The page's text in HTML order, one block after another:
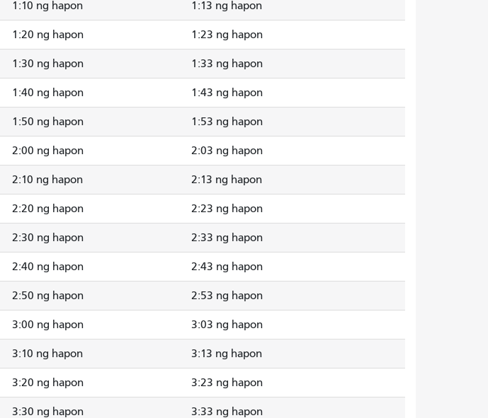
1:10 ng hapon 1:13 ng hapon
1:20 ng hapon 1:23 ng hapon
1:30 ng hapon 1:33 ng hapon
1:40 ng hapon 1:43 ng hapon
1:50 ng hapon 1:53 ng hapon
2:00 ng hapon 2:03 ng hapon
2:10 ng hapon 2:13 ng hapon
2:20 ng hapon 2:23 ng hapon
2:30 ng hapon 2:33 ng hapon
2:40 ng hapon 2:43 ng hapon
2:50 ng hapon 2:53 ng hapon
3:00 ng hapon 3:03 ng hapon
3:10 ng hapon 3:13 ng hapon
3:20 ng hapon 3:23 ng hapon
3:30 ng hapon 3:33 ng hapon